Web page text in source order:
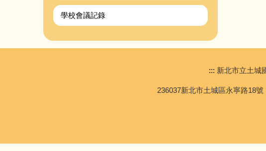
學校會議記錄
::: 新北市立土城
236037新北市土城區永寧路18